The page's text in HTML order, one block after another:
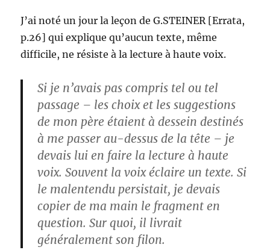
J’ai noté un jour la leçon de G.STEINER [Errata,
p.26] qui explique qu’aucun texte, même
difficile, ne résiste à la lecture à haute voix.
Si je n’avais pas compris tel ou tel
passage – les choix et les suggestions
de mon père étaient à dessein destinés
à me passer au-dessus de la tête – je
devais lui en faire la lecture à haute
voix. Souvent la voix éclaire un texte. Si
le malentendu persistait, je devais
copier de ma main le fragment en
question. Sur quoi, il livrait
généralement son filon.